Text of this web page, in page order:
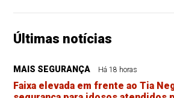
Últimas notícias
MAIS SEGURANÇA Há 18 horas
Faixa elevada em frente ao Tia